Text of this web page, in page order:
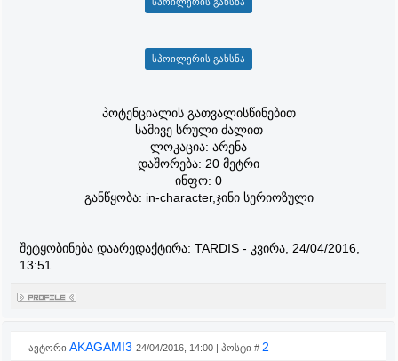
პოტენციალის გათვალისწინებით
სამივე სრული ძალით
ლოკაცია: არენა
დაშორება: 20 მეტრი
ინფო: 0
განწყობა: in-character,ჯინი სერიოზული
შეტყობინება დაარედაქტირა: TARDIS - კვირა, 24/04/2016,
13:51
ავტორი AKAGAMI3 24/04/2016, 14:00 | პოსტი # 2